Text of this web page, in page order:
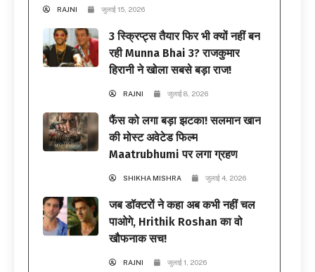
RAJNI जुलाई 15, 2026
3 स्क्रिप्ट्स तैयार फिर भी क्यों नहीं बन
रही Munna Bhai 3? राजकुमार
हिरानी ने खोला सबसे बड़ा राज!
RAJNI जुलाई 8, 2026
फैंस को लगा बड़ा झटका! सलमान खान
की मोस्ट अवेटेड फिल्म
Maatrubhumi पर लगा ग्रहण
SHIKHA MISHRA जुलाई 4, 2026
जब डॉक्टरों ने कहा अब कभी नहीं चल
पाओगे, Hrithik Roshan का वो
खौफनाक सच!
RAJNI जुलाई 1, 2026